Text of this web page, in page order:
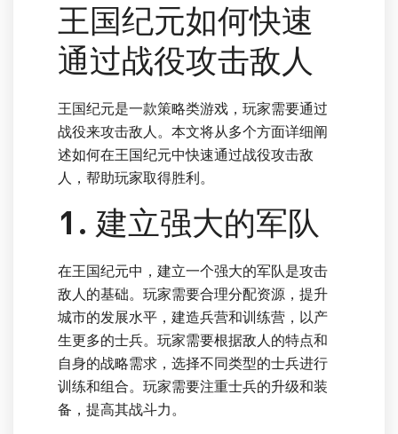
王国纪元如何快速
通过战役攻击敌人
王国纪元是一款策略类游戏，玩家需要通过
战役来攻击敌人。本文将从多个方面详细阐
述如何在王国纪元中快速通过战役攻击敌
人，帮助玩家取得胜利。
1. 建立强大的军队
在王国纪元中，建立一个强大的军队是攻击
敌人的基础。玩家需要合理分配资源，提升
城市的发展水平，建造兵营和训练营，以产
生更多的士兵。玩家需要根据敌人的特点和
自身的战略需求，选择不同类型的士兵进行
训练和组合。玩家需要注重士兵的升级和装
备，提高其战斗力。